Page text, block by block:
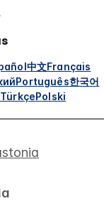
中文Français
Português한국어
TürkçePolski